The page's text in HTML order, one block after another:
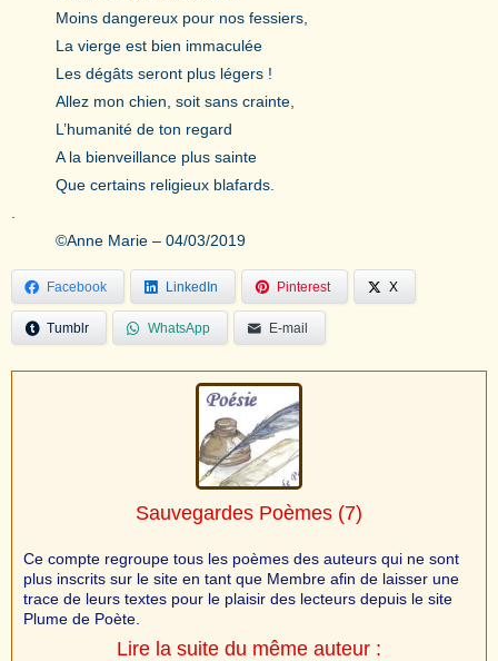
Moins dangereux pour nos fessiers,
La vierge est bien immaculée
Les dégâts seront plus légers !
Allez mon chien, soit sans crainte,
L’humanité de ton regard
A la bienveillance plus sainte
Que certains religieux blafards.
©Anne Marie – 04/03/2019
Facebook LinkedIn Pinterest X
Tumblr WhatsApp E-mail
Sauvegardes Poèmes (7)
Ce compte regroupe tous les poèmes des auteurs qui ne sont
plus inscrits sur le site en tant que Membre afin de laisser une
trace de leurs textes pour le plaisir des lecteurs depuis le site
Plume de Poète.
Lire la suite du même auteur :